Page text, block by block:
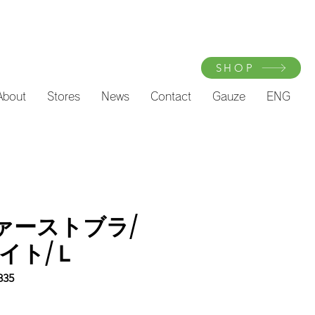
SHOP
Stores News Contact Gauze ENG
ーストブラ/
ト/Ｌ